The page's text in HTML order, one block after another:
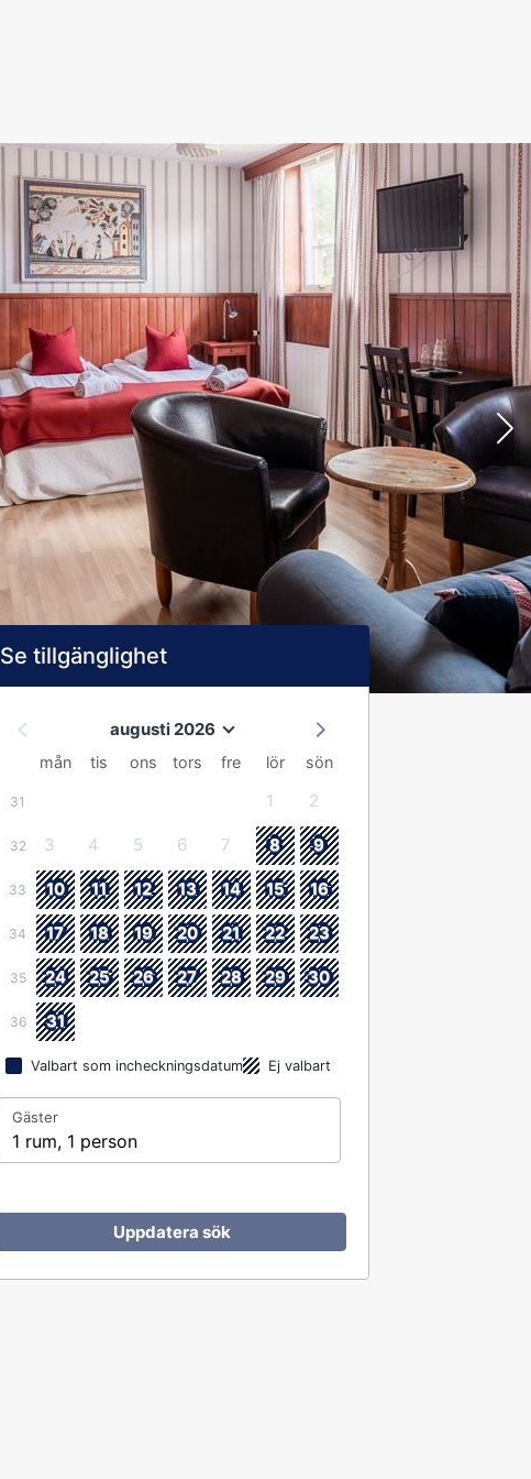
Se tillgänglighet
augusti 2026
mån tis ons tors fre lör sön
31 1 2
32 3 4 5 6 7 8 9
33 10 11 12 13 14 15 16
34 17 18 19 20 21 22 23
35 24 25 26 27 28 29 30
36 31
Valbart som incheckningsdatum Ej valbart
Gäster
1 rum, 1 person
Uppdatera sök